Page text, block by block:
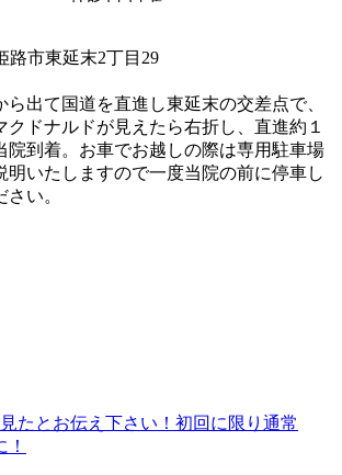
路市東延末2丁目29
ら出て国道を直進し東延末の交差点で、
クドナルドが見えたら右折し、直進約１
院到着。お車でお越しの際は専用駐車場
明いたしますので一度当院の前に停車し
い。